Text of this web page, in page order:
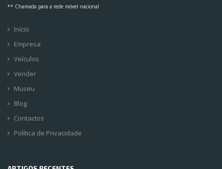
** Chamada para a rede móvel nacional
Início
Empresa
Veículos
Vender
Museu
Blog
Contactos
Política de Privacidade